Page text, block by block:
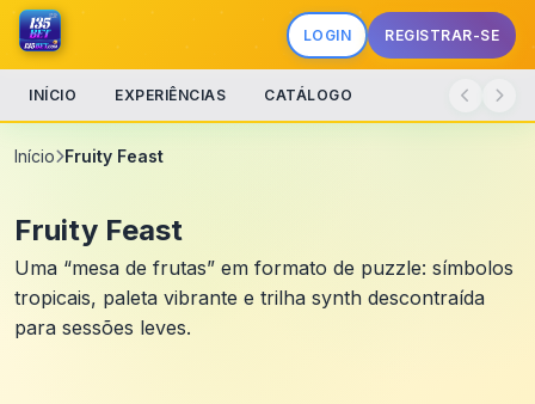
LOGIN REGISTRAR-SE
INÍCIO EXPERIÊNCIAS CATÁLOGO
Início Fruity Feast
Fruity Feast
Uma “mesa de frutas” em formato de puzzle: símbolos
tropicais, paleta vibrante e trilha synth descontraída
para sessões leves.